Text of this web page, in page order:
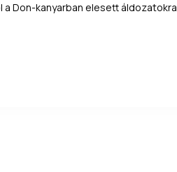
a Don-kanyarban elesett áldozatokra